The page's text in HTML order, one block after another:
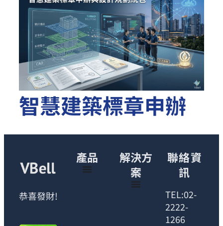
智慧建築標章申辦
恭喜發財!
產品
解決方
案
聯絡資
訊
TEL:02-
2222-
1266